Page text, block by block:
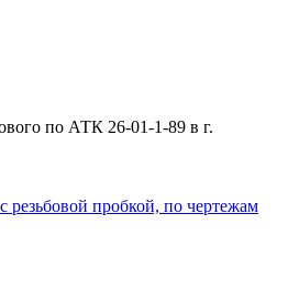
резьбовой пробкой, по чертежам